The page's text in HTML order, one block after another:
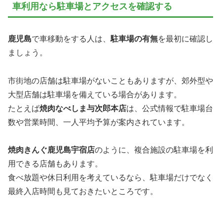
車利用なら駐車場とアクセスを確認する
鹿児島で車移動をする人は、 駐車場の有無を最初に確認し
ましょう。
市街地の店舗は駐車場がないこともありますが、郊外型や
大型店舗は駐車場を備えている場合があります。
たとえば焼肉なべしま与次郎本店は、公式情報で駐車場台
数や営業時間、一人平均予算が案内されています。
焼肉きんぐ鹿児島宇宿店のように、複合施設の駐車場を利
用できる店舗もあります。
食べ放題や休日利用を考えているなら、駐車場だけでなく
最終入店時間も見ておきたいところです。